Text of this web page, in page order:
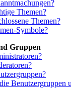
Themen?
Themen?
Symbole?
Gruppen
Benutzergruppen